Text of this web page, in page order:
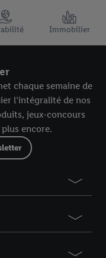
Immobilier
chaque semaine de
l’intégralité de nos
jeux-concours
encore.